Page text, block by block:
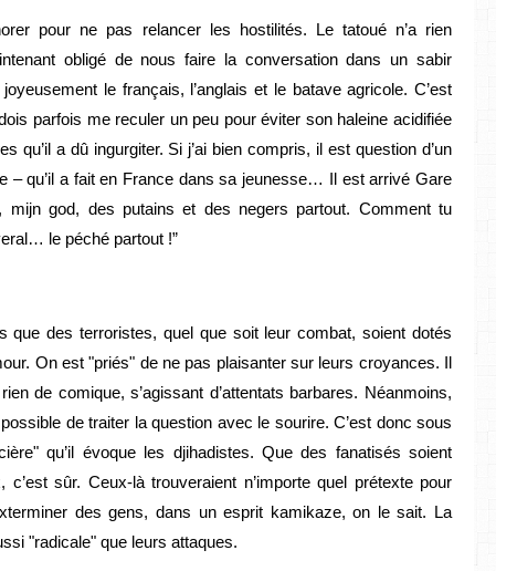
pour ne pas relancer les hostilités. Le tatoué n’a rien
obligé de nous faire la conversation dans un sabir
le français, l’anglais et le batave agricole. C’est
parfois me reculer un peu pour éviter son haleine acidifiée
qu’il a dû ingurgiter. Si j’ai bien compris, il est question d’un
– qu’il a fait en France dans sa jeunesse… Il est arrivé Gare
god, des putains et des negers partout. Comment tu
le péché partout !”
que des terroristes, quel que soit leur combat, soient dotés
On est "priés" de ne pas plaisanter sur leurs croyances. Il
de comique, s’agissant d’attentats barbares. Néanmoins,
de traiter la question avec le sourire. C’est donc sous
qu’il évoque les djihadistes. Que des fanatisés soient
c’est sûr. Ceux-là trouveraient n’importe quel prétexte pour
des gens, dans un esprit kamikaze, on le sait. La
"radicale" que leurs attaques.